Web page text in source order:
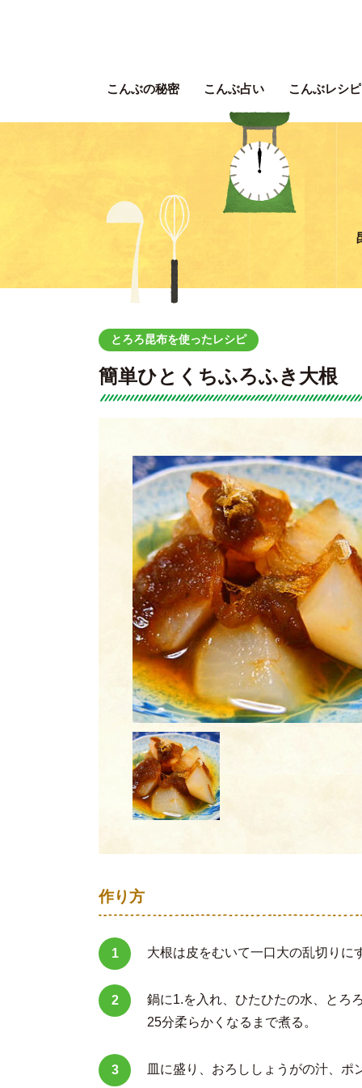
こんぶの秘密 こんぶ占い こんぶレシピ
とろろ昆布を使ったレシピ
簡単ひとくちふろふき大根
作り方
大根は皮をむいて一口大の乱切りに
鍋に1.を入れ、ひたひたの水、とろ
25分柔らかくなるまで煮る。
皿に盛り、おろししょうがの汁、